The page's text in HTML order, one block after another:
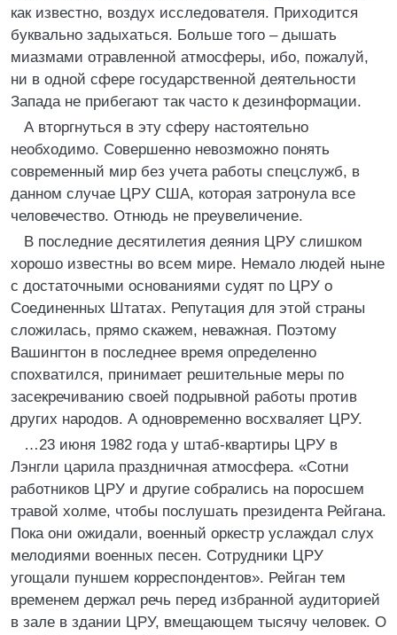
как известно, воздух исследователя. Приходится
буквально задыхаться. Больше того – дышать
миазмами отравленной атмосферы, ибо, пожалуй,
ни в одной сфере государственной деятельности
Запада не прибегают так часто к дезинформации.
А вторгнуться в эту сферу настоятельно
необходимо. Совершенно невозможно понять
современный мир без учета работы спецслужб, в
данном случае ЦРУ США, которая затронула все
человечество. Отнюдь не преувеличение.
В последние десятилетия деяния ЦРУ слишком
хорошо известны во всем мире. Немало людей ныне
с достаточными основаниями судят по ЦРУ о
Соединенных Штатах. Репутация для этой страны
сложилась, прямо скажем, неважная. Поэтому
Вашингтон в последнее время определенно
спохватился, принимает решительные меры по
засекречиванию своей подрывной работы против
других народов. А одновременно восхваляет ЦРУ.
…23 июня 1982 года у штаб-квартиры ЦРУ в
Лэнгли царила праздничная атмосфера. «Сотни
работников ЦРУ и другие собрались на поросшем
травой холме, чтобы послушать президента Рейгана.
Пока они ожидали, военный оркестр услаждал слух
мелодиями военных песен. Сотрудники ЦРУ
угощали пуншем корреспондентов». Рейган тем
временем держал речь перед избранной аудиторией
в зале в здании ЦРУ, вмещающем тысячу человек. О